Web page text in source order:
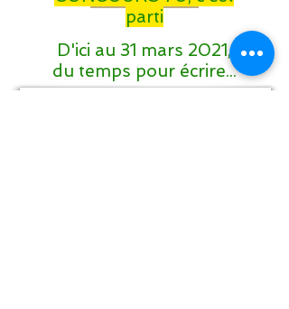
parti
D'ici au 31 mars 2021,
du temps pour écrire...